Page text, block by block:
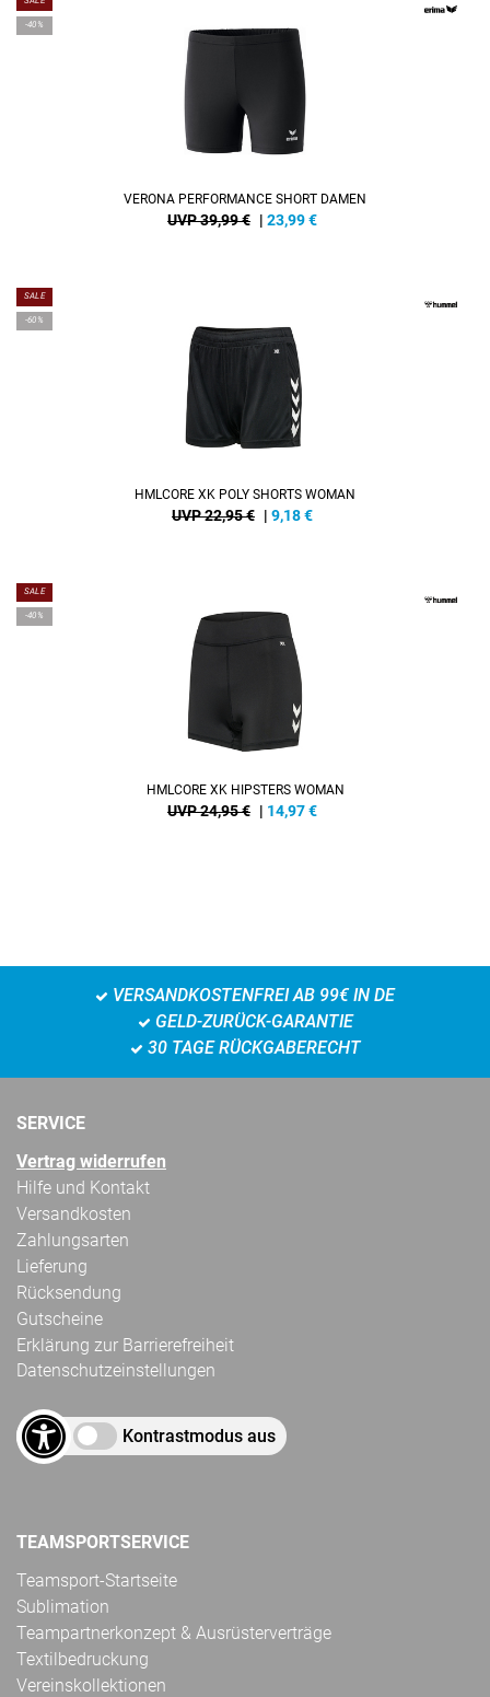
-40%
VERONA PERFORMANCE SHORT DAMEN
UVP 39,99 € | 23,99€
SALE
-60%
HMLCORE XK POLY SHORTS WOMAN
UVP 22,95 € | 9,18€
SALE
-40%
HMLCORE XK HIPSTERS WOMAN
UVP 24,95 € | 14,97€
VERSANDKOSTENFREI AB 99€ IN DE
GELD-ZURÜCK-GARANTIE
30 TAGE RÜCKGABERECHT
SERVICE
Vertrag widerrufen
Hilfe und Kontakt
Versandkosten
Zahlungsarten
Lieferung
Rücksendung
Gutscheine
Erklärung zur Barrierefreiheit
Datenschutzeinstellungen
Kontrastmodus aus
TEAMSPORTSERVICE
Teamsport-Startseite
Sublimation
Teampartnerkonzept & Ausrüsterverträge
Textilbedruckung
Vereinskollektionen